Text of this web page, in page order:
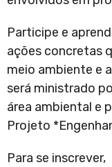
Participe e
ações concretas
meio ambiente e
será ministrado
área ambiental e
Projeto
Para se inscrever,